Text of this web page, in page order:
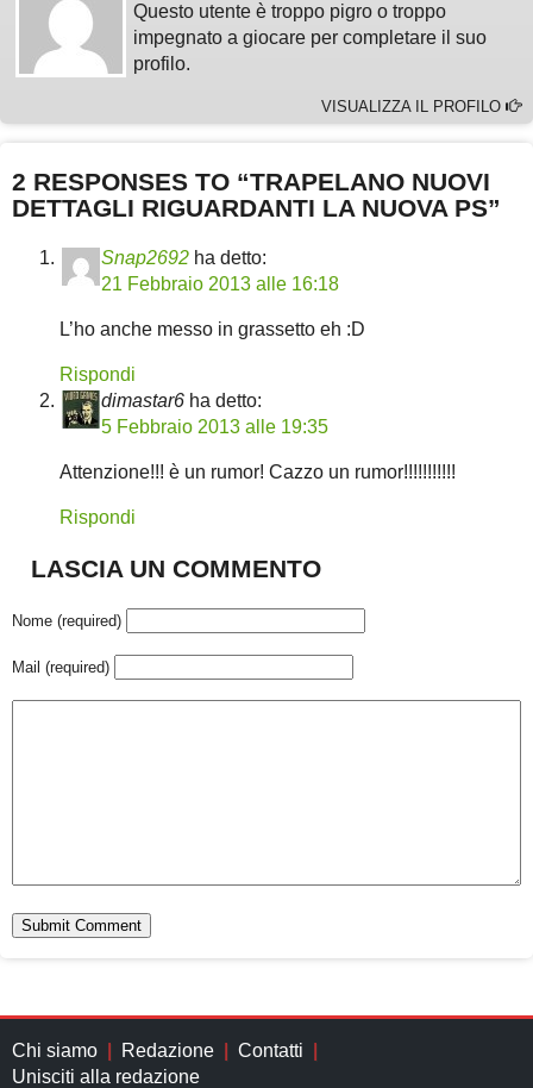
Questo utente è troppo pigro o troppo
impegnato a giocare per completare il suo
profilo.
VISUALIZZA IL PROFILO
2 RESPONSES TO “TRAPELANO NUOVI
DETTAGLI RIGUARDANTI LA NUOVA PS”
Snap2692 ha detto:
21 Febbraio 2013 alle 16:18
L’ho anche messo in grassetto eh :D
Rispondi
dimastar6 ha detto:
5 Febbraio 2013 alle 19:35
Attenzione!!! è un rumor! Cazzo un rumor!!!!!!!!!!!
Rispondi
LASCIA UN COMMENTO
Nome (required)
Mail (required)
Chi siamo Redazione
Contatti
Unisciti alla redazione